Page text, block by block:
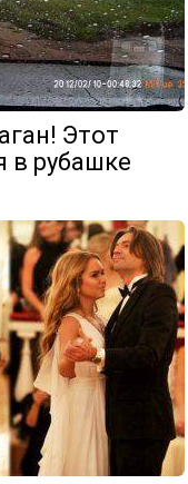
Этот
в рубашке